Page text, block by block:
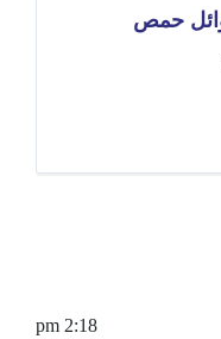
حمص
2:18 pm